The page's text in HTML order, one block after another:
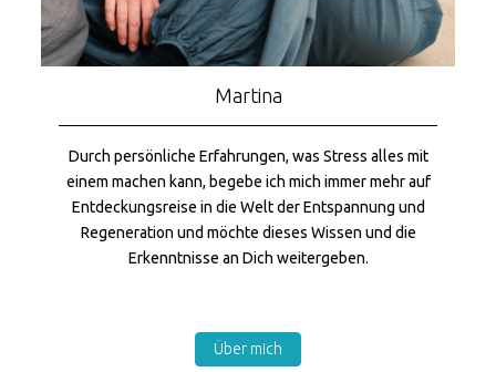
Martina
Durch persönliche Erfahrungen, was Stress alles mit
einem machen kann, begebe ich mich immer mehr auf
Entdeckungsreise in die Welt der Entspannung und
Regeneration und möchte dieses Wissen und die
Erkenntnisse an Dich weitergeben.
Über mich